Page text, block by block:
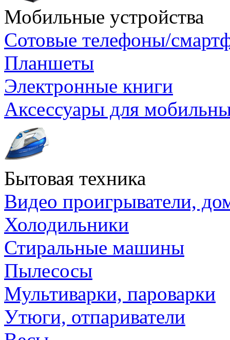
Мобильные устройства
Сотовые телефоны/
Планшеты
Электронные книги
Аксессуары для
Бытовая техника
Видео проигрыватели,
Холодильники
Стиральные машины
Пылесосы
Мультиварки, пароварки
Утюги, отпариватели